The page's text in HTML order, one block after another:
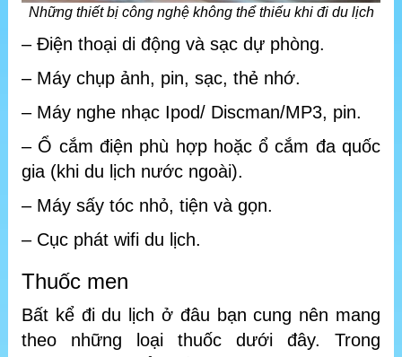
Những thiết bị công nghệ không thể thiếu khi đi du lịch
– Điện thoại di động và sạc dự phòng.
– Máy chụp ảnh, pin, sạc, thẻ nhớ.
– Máy nghe nhạc Ipod/ Discman/MP3, pin.
– Ổ cắm điện phù hợp hoặc ổ cắm đa quốc
gia (khi du lịch nước ngoài).
– Máy sấy tóc nhỏ, tiện và gọn.
– Cục phát wifi du lịch.
Thuốc men
Bất kể đi du lịch ở đâu bạn cung nên mang
theo những loại thuốc dưới đây. Trong